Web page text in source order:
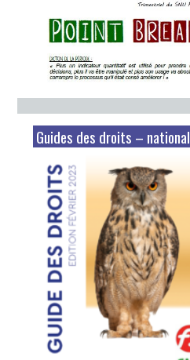
Guides des droits – national